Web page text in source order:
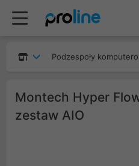
Podzespoły
Montech Hyper
zestaw AIO